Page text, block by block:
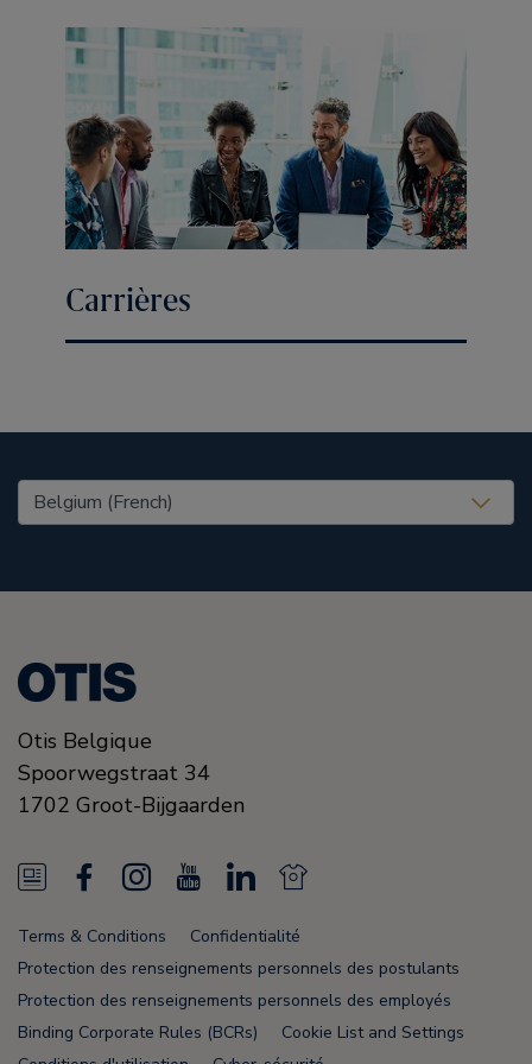
Carrières
United States (EN)
Otis Belgique
Spoorwegstraat 34
1702 Groot-Bijgaarden
N
e
w
s
F
c
e
b
I
s
t
a
u
T
u
L
i
n
k
e
N
w
s
F
Terms & Conditions
Confidentialité
Protection des renseignements personnels des postulants
Protection des renseignements personnels des employés
Binding Corporate Rules (BCRs)
Cookie List and Settings